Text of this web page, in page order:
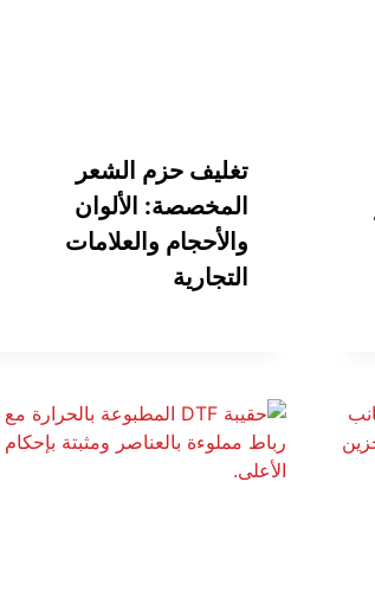
تغليف حزم الشعر
المخصصة: الألوان
والأحجام والعلامات
التجارية